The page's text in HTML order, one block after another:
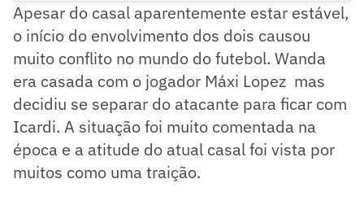
Apesar do casal aparentemente estar estável,
o início do envolvimento dos dois causou
muito conflito no mundo do futebol. Wanda
era casada com o jogador Máxi Lopez mas
decidiu se separar do atacante para ficar com
Icardi. A situação foi muito comentada na
época e a atitude do atual casal foi vista por
muitos como uma traição.